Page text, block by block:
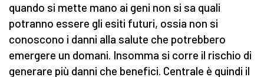
quando si mette mano ai geni non si sa quali
potranno essere gli esiti futuri, ossia non si
conoscono i danni alla salute che potrebbero
emergere un domani. Insomma si corre il rischio di
generare più danni che benefici. Centrale è quindi il